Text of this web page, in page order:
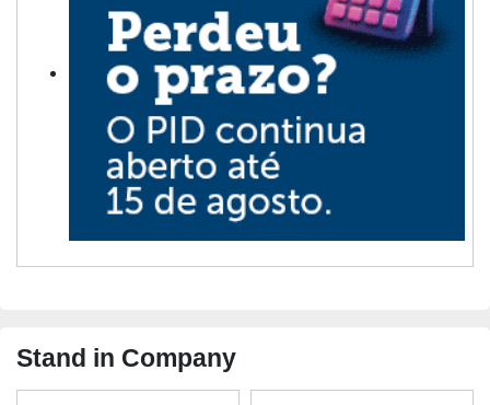
Stand in Company